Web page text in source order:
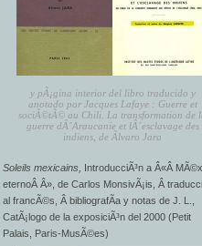
y pÃ¡gina interior del libro traducido y
anotado por Jacques Lafaye : Guerre et
sociÃ©tÃ© au Chili. La transformation de
guerre dÂ´Araucanie et lÂ´esclavage des
indiens, de Ãlvaro Jara
Soleils mexicains,
IntroducciÃ³n a Â«Â
eternoÂ Â», de Carlos MonsivÃ¡is, Â
al francÃ©s, Â bibliografÃ­a y notas de J. L.,
CatÃ¡logo de la exposiciÃ³n del 2000 (Petit
Palais, Paris-MusÃ©es)